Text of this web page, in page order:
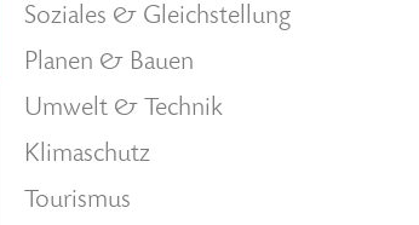
Soziales & Gleichstellung
Planen & Bauen
Umwelt & Technik
Klimaschutz
Tourismus